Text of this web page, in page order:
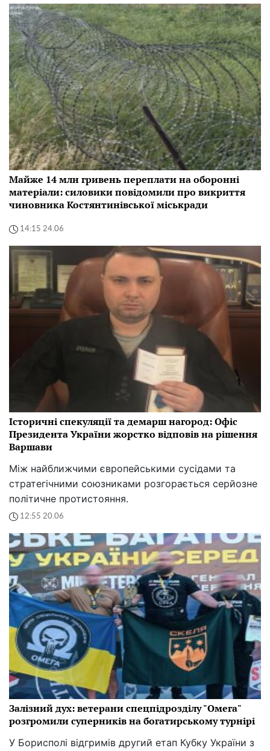
Майже 14 млн гривень переплати на оборонні
матеріали: силовики повідомили про викриття
чиновника Костянтинівської міськради
14:15 24.06
Історичні спекуляції та демарш нагород: Офіс
Президента України жорстко відповів на рішення
Варшави
Між найближчими європейськими сусідами та
стратегічними союзниками розгорається серйозне
політичне протистояння.
12:55 20.06
Залізний дух: ветерани спецпідрозділу "Омега"
розгромили суперників на богатирському турнірі
У Борисполі відгримів другий етап Кубку України з